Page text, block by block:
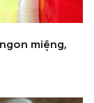
miệng,